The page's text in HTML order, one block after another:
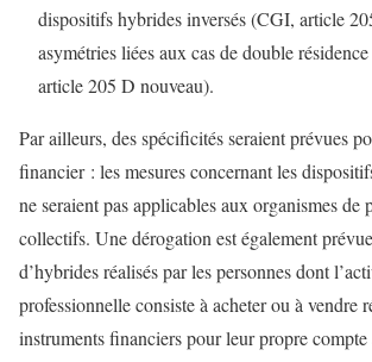
dispositifs hybrides inversés (CGI, article
asymétries liées aux cas de double
article 205 D nouveau).
Par ailleurs, des spécificités seraient prévues
financier : les mesures concernant les
ne seraient pas applicables aux organismes de
collectifs. Une dérogation est également
d’hybrides réalisés par les personnes dont
professionnelle consiste à acheter ou à vendre
instruments financiers pour leur propre